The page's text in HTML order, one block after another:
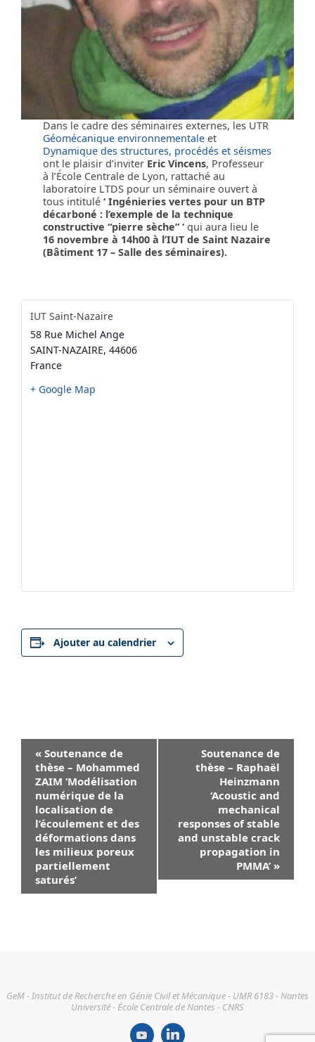
Dans le cadre des séminaires externes, les UTR
Géomécanique environnementale et
Dynamique des structures, procédés et séismes
ont le plaisir d’inviter Eric Vincens, Professeur
à l’École Centrale de Lyon, rattaché au
laboratoire LTDS pour un séminaire ouvert à
tous intitulé‘ Ingénieries vertes pour un BTP
décarboné : l’exemple de la technique
constructive “pierre sèche” ‘ qui aura lieu le
16 novembre à 14h00 à l’IUT de Saint Nazaire
(Bâtiment 17 – Salle des séminaires).
IUT Saint-Nazaire
58 Rue Michel Ange
SAINT-NAZAIRE, 44606
France
+ Google Map
Ajouter au calendrier
Évènement
« Soutenance de
thèse – Mohammed
ZAIM ‘Modélisation
numérique de la
localisation de
l’écoulement et des
déformations dans
les milieux poreux
partiellement
saturés’
Soutenance de
thèse – Raphaël
Heinzmann
‘Acoustic and
mechanical
responses of stable
and unstable crack
propagation in
PMMA’ »
GeM - Institut de Recherche en Génie Civil et Mécanique - UMR 6183 - Nantes
Université - École Centrale de Nantes - CNRS